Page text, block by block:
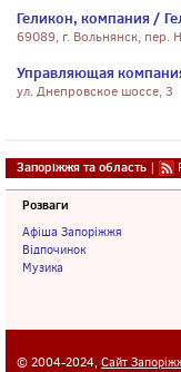
Геликон, компания /
69089, г. Вольнянск, пер.
Управляющая
ул. Днепровское шоссе, 3
Запоріжжя та область |
Розваги
Афіша Запоріжжя
Відпочинок
Музика
© 2004-2024, Сайт